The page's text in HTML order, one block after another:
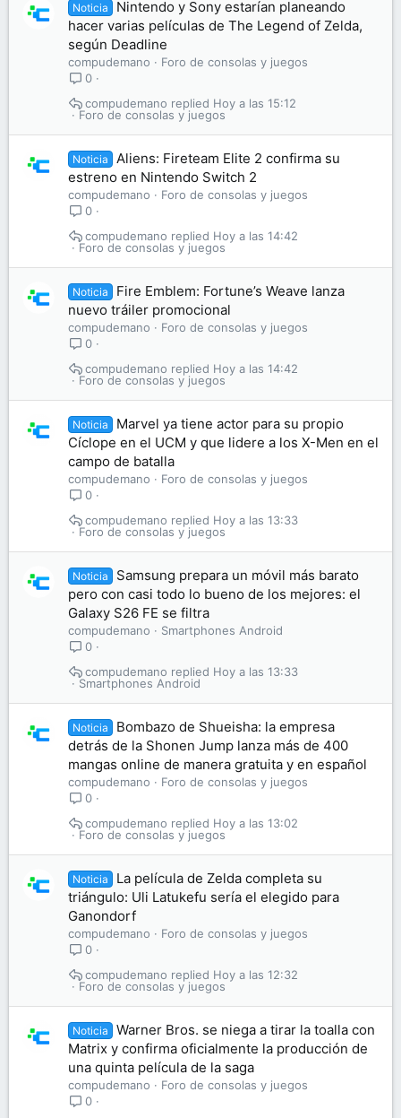
Noticia
Nintendo y Sony estarían planeando
hacer varias películas de The Legend of Zelda,
según Deadline
compudemano
Foro de consolas y juegos
0
Foro de consolas y juegos
Hoy a las 15:12
compudemano
Noticia
Aliens: Fireteam Elite 2 confirma su
estreno en Nintendo Switch 2
compudemano
Foro de consolas y juegos
0
Foro de consolas y juegos
Hoy a las 14:42
compudemano
Noticia
Fire Emblem: Fortune’s Weave lanza
nuevo tráiler promocional
compudemano
Foro de consolas y juegos
0
Foro de consolas y juegos
Hoy a las 14:42
compudemano
Noticia
Marvel ya tiene actor para su propio
Cíclope en el UCM y que lidere a los X-Men en el
campo de batalla
compudemano
Foro de consolas y juegos
0
Foro de consolas y juegos
Hoy a las 13:33
compudemano
Noticia
Samsung prepara un móvil más barato
pero con casi todo lo bueno de los mejores: el
Galaxy S26 FE se filtra
compudemano
Smartphones Android
0
Smartphones Android
Hoy a las 13:33
compudemano
Noticia
Bombazo de Shueisha: la empresa
detrás de la Shonen Jump lanza más de 400
mangas online de manera gratuita y en español
compudemano
Foro de consolas y juegos
0
Foro de consolas y juegos
Hoy a las 13:02
compudemano
Noticia
La película de Zelda completa su
triángulo: Uli Latukefu sería el elegido para
Ganondorf
compudemano
Foro de consolas y juegos
0
Foro de consolas y juegos
Hoy a las 12:32
compudemano
Noticia
Warner Bros. se niega a tirar la toalla con
Matrix y confirma oficialmente la producción de
una quinta película de la saga
compudemano
Foro de consolas y juegos
0